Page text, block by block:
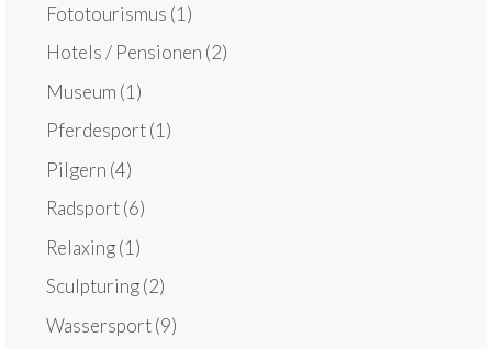
Fototourismus (1)
Hotels / Pensionen (2)
Museum (1)
Pferdesport(1)
Pilgern (4)
Radsport(6)
Relaxing(1)
Sculpturing(2)
Wassersport(9)